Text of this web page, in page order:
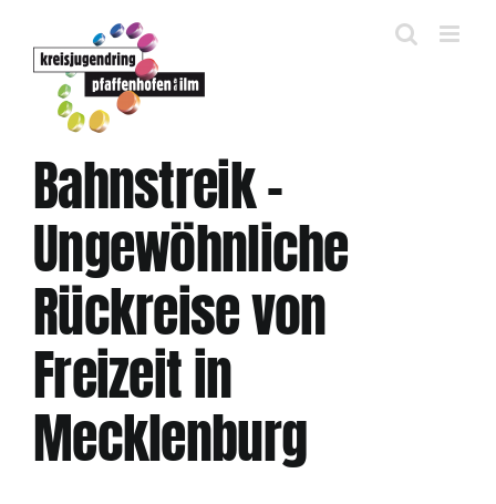
springen
Bahnstreik –
Ungewöhnliche
Rückreise von
Freizeit in
Mecklenburg